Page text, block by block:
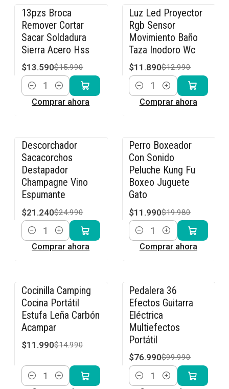
-15% OFF
13pzs Broca
Remover Cortar
Sacar Soldadura
Sierra Acero Hss
$13.590$15.990
Cantidad
Comprar ahora
-8% OFF
Luz Led Proyector
Rgb Sensor
Movimiento Baño
Taza Inodoro Wc
$11.890$12.990
Cantidad
Comprar ahora
-15% OFF
Descorchador
Sacacorchos
Destapador
Champagne Vino
Espumante
$21.240$24.990
Cantidad
Comprar ahora
-40% OFF
Perro Boxeador
Con Sonido
Peluche Kung Fu
Boxeo Juguete
Gato
$11.990$19.980
Cantidad
Comprar ahora
-20% OFF
Cocinilla Camping
Cocina Portátil
Estufa Leña Carbón
Acampar
$11.990$14.990
Cantidad
-23% OFF
Pedalera 36
Efectos Guitarra
Eléctrica
Multiefectos
Portátil
$76.990$99.990
Cantidad